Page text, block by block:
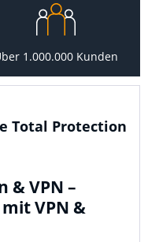
1.000.000 Kunden
Total Protection
& VPN –
VPN &